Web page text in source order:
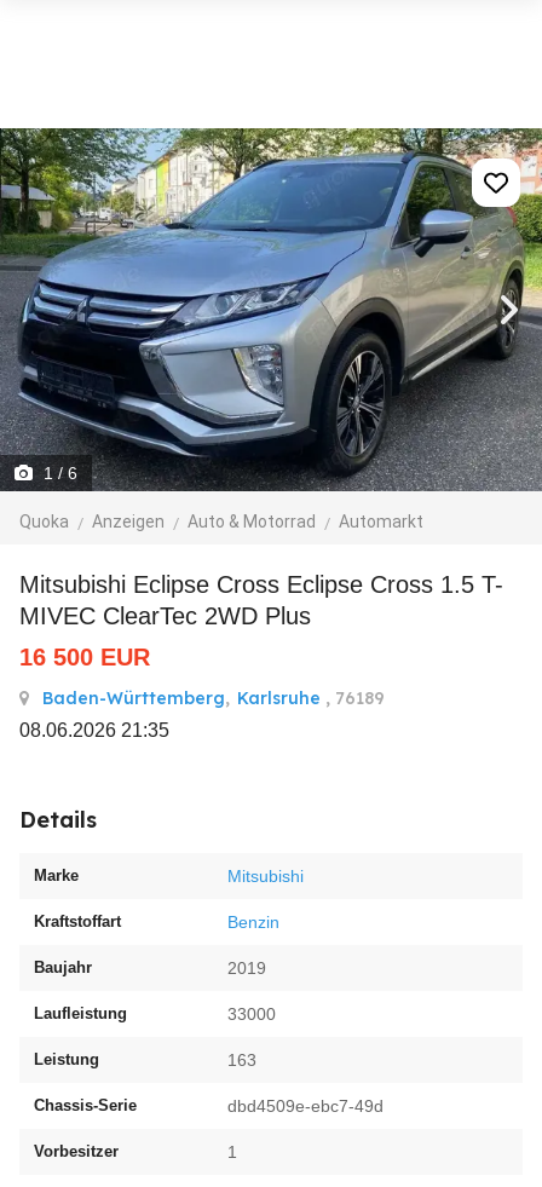
1 / 6
Quoka Anzeigen Auto & Motorrad Automarkt
Mitsubishi Eclipse Cross Eclipse Cross 1.5 T-
MIVEC ClearTec 2WD Plus
16 500 EUR
Baden-Württemberg, Karlsruhe , 76189
08.06.2026 21:35
Details
Marke Mitsubishi
Kraftstoffart Benzin
Baujahr 2019
Laufleistung 33000
Leistung 163
Chassis-Serie dbd4509e-ebc7-49d
Vorbesitzer 1